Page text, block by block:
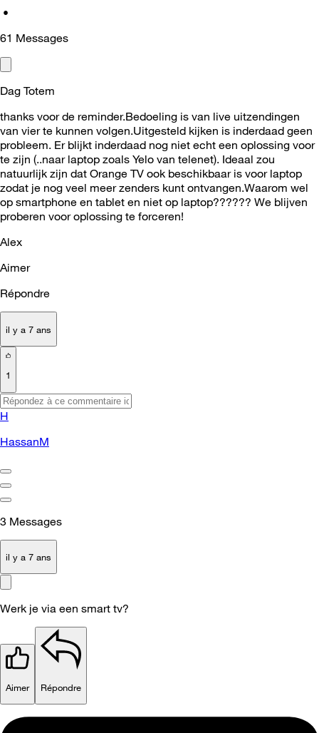
•
61 Messages
Dag Totem
thanks voor de reminder.Bedoeling is van live uitzendingen
van vier te kunnen volgen.Uitgesteld kijken is inderdaad geen
probleem. Er blijkt inderdaad nog niet echt een oplossing voor
te zijn (..naar laptop zoals Yelo van telenet). Ideaal zou
natuurlijk zijn dat Orange TV ook beschikbaar is voor laptop
zodat je nog veel meer zenders kunt ontvangen.Waarom wel
op smartphone en tablet en niet op laptop?????? We blijven
proberen voor oplossing te forceren!
Alex
Aimer
Répondre
il y a 7 ans
1
H
HassanM
3 Messages
il y a 7 ans
Werk je via een smart tv?
Aimer Répondre